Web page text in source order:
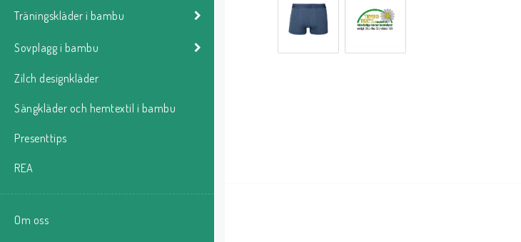
Träningskläder i bambu
Sovplagg i bambu
Zilch designkläder
Sängkläder och hemtextil i bambu
Presenttips
REA
Om oss